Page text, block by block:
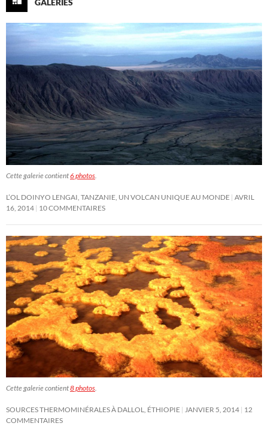
Cette galerie contient6 photos
L’OL DOINYO LENGAI, TANZANIE, UN VOLCAN UNIQUE AU MONDE AVRIL
16, 2014 10 COMMENTAIRES
Cette galerie contient8 photos.
SOURCES THERMOMINÉRALES À DALLOL, ÉTHIOPIE JANVIER 5, 2014 12
COMMENTAIRES